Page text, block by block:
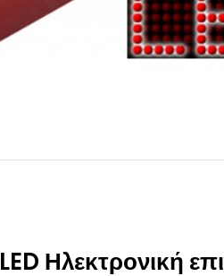
LED Ηλεκτρονική